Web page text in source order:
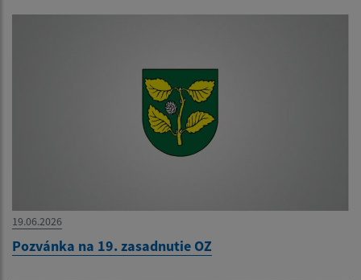
19.06.2026
Pozvánka na 19. zasadnutie OZ